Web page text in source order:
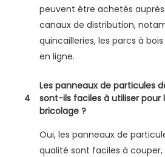
peuvent être achetés
canaux de distribution,
quincailleries, les parcs à
en ligne.
4
Les panneaux de particules
sont-ils faciles à utiliser pour
bricolage ?
Oui, les panneaux de
qualité sont faciles à